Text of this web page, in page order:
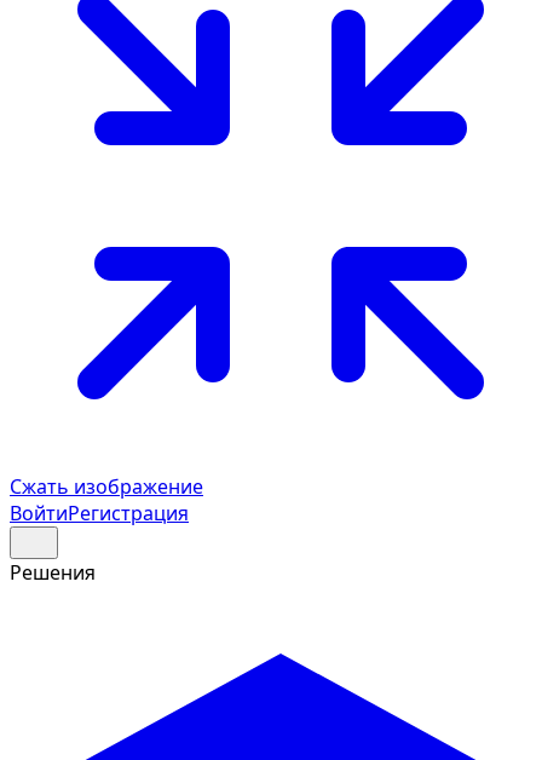
Сжать изображение
ВойтиРегистрация
Решения